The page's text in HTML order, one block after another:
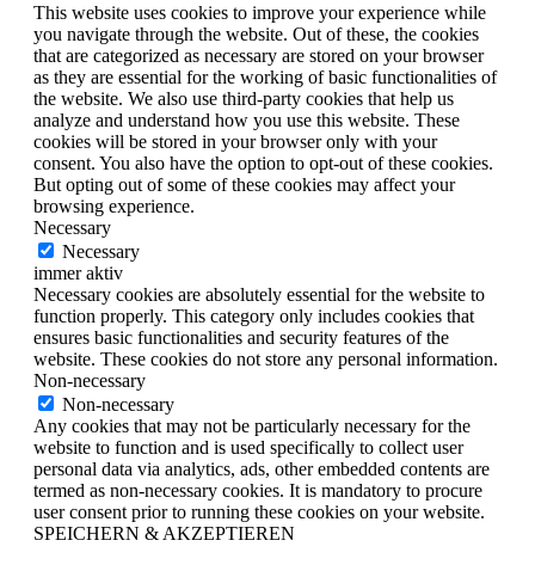
This website uses cookies to improve your experience while
you navigate through the website. Out of these, the cookies
that are categorized as necessary are stored on your browser
as they are essential for the working of basic functionalities of
the website. We also use third-party cookies that help us
analyze and understand how you use this website. These
cookies will be stored in your browser only with your
consent. You also have the option to opt-out of these cookies.
But opting out of some of these cookies may affect your
browsing experience.
Necessary
Necessary
immer aktiv
Necessary cookies are absolutely essential for the website to
function properly. This category only includes cookies that
ensures basic functionalities and security features of the
website. These cookies do not store any personal information.
Non-necessary
Non-necessary
Any cookies that may not be particularly necessary for the
website to function and is used specifically to collect user
personal data via analytics, ads, other embedded contents are
termed as non-necessary cookies. It is mandatory to procure
user consent prior to running these cookies on your website.
SPEICHERN & AKZEPTIEREN